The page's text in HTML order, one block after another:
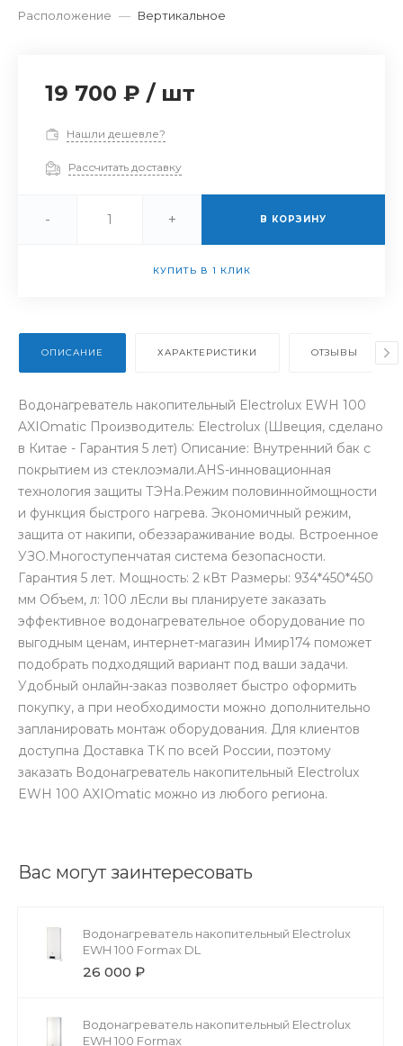
Расположение — Вертикальное
19 700 ₽ / шт
Нашли дешевле?
Рассчитать доставку
- + В КОРЗИНУ
КУПИТЬ В 1 КЛИК
ОПИСАНИЕ ХАРАКТЕРИСТИКИ ОТЗЫВЫ
Водонагреватель накопительный Electrolux EWH 100
AXIOmatic Производитель: Electrolux (Швеция, сделано
в Китае - Гарантия 5 лет) Описание: Внутренний бак с
покрытием из стеклоэмали.AHS-инновационная
технология защиты ТЭНа.Режим половинноймощности
и функция быстрого нагрева. Экономичный режим,
защита от накипи, обеззараживание воды. Встроенное
УЗО.Многоступенчатая система безопасности.
Гарантия 5 лет. Мощность: 2 кВт Размеры: 934*450*450
мм Объем, л: 100 лЕсли вы планируете заказать
эффективное водонагревательное оборудование по
выгодным ценам, интернет-магазин Имир174 поможет
подобрать подходящий вариант под ваши задачи.
Удобный онлайн-заказ позволяет быстро оформить
покупку, а при необходимости можно дополнительно
запланировать монтаж оборудования. Для клиентов
доступна Доставка ТК по всей России, поэтому
заказать Водонагреватель накопительный Electrolux
EWH 100 AXIOmatic можно из любого региона.
Вас могут заинтересовать
Водонагреватель накопительный Electrolux
EWH 100 Formax DL
26 000 ₽
Водонагреватель накопительный Electrolux
EWH 100 Formax